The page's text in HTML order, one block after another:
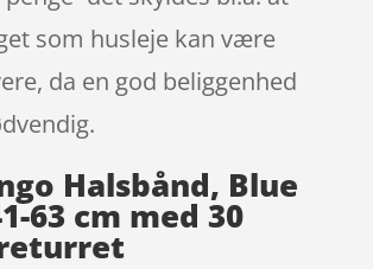
som husleje kan være
da en god beliggenhed
Halsbånd, Blue
63 cm med 30